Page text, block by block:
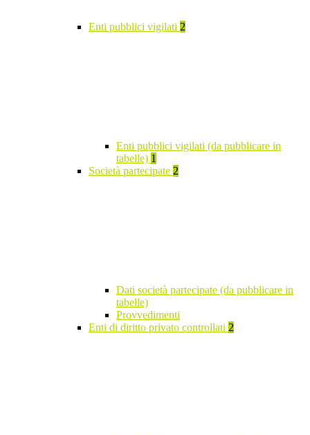
Enti pubblici vigilati 2
Enti pubblici vigilati (da pubblicare in
tabelle) 1
Società partecipate 2
Dati società partecipate (da pubblicare in
tabelle)
Provvedimenti
Enti di diritto privato controllati 2